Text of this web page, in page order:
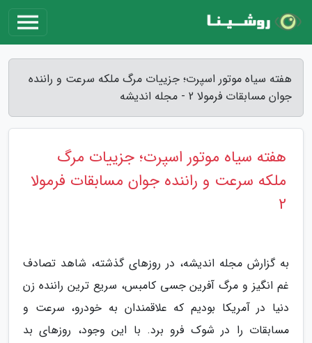
هفته سیاه موتور اسپرت؛ جزییات مرگ ملکه سرعت و راننده
جوان مسابقات فرمولا 2 - مجله اندیشه
هفته سیاه موتور اسپرت؛ جزییات مرگ
ملکه سرعت و راننده جوان مسابقات فرمولا
2
به گزارش مجله اندیشه، در روزهای گذشته، شاهد تصادف
غم انگیز و مرگ آفرین جسی کامبس، سریع ترین راننده زن
دنیا در آمریکا بودیم که علاقمندان به خودرو، سرعت و
مسابقات را در شوک فرو برد. با این وجود، روزهای بد